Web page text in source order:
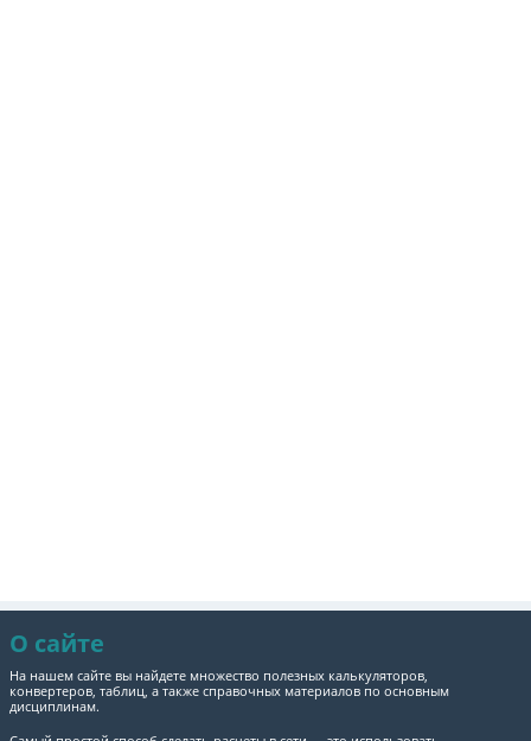
О сайте
На нашем сайте вы найдете множество полезных калькуляторов,
конвертеров, таблиц, а также справочных материалов по основным
дисциплинам.